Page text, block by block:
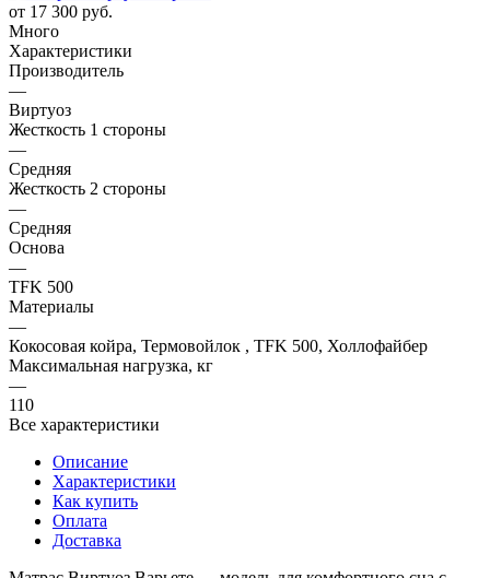
от 17 300 руб.
Много
Характеристики
Производитель
—
Виртуоз
Жесткость 1 стороны
—
Средняя
Жесткость 2 стороны
—
Средняя
Основа
—
TFK 500
Материалы
—
Кокосовая койра, Термовойлок , TFK 500, Холлофайбер
Максимальная нагрузка, кг
—
110
Все характеристики
Описание
Характеристики
Как купить
Оплата
Доставка